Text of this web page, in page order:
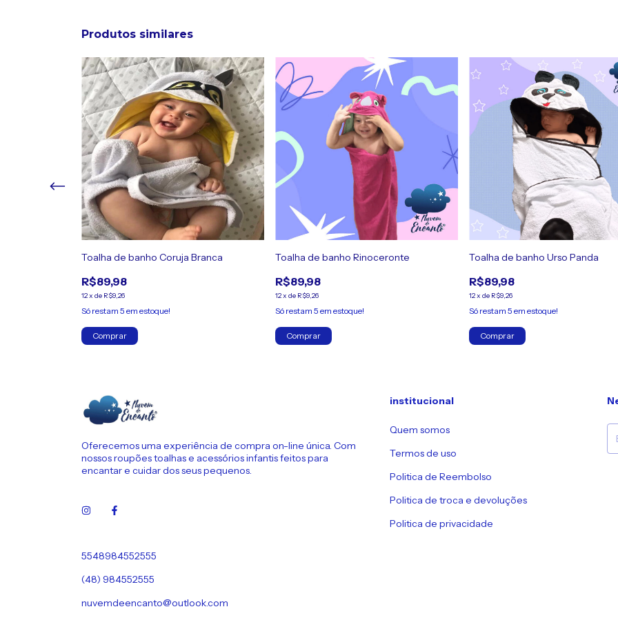
Produtos similares
Toalha de banho Coruja Branca
R$89,98
12x de R$9,26
Só restam 5 em estoque!
Comprar
Toalha de banho Rinoceronte
R$89,98
12x de R$9,26
Só restam 5 em estoque!
Comprar
Toalha de banho Urso Panda
R$89,98
12x de R$9,26
Só restam 5 em estoque!
Comprar
Oferecemos uma experiência de compra on-line única. Com
nossos roupões toalhas e acessórios infantis feitos para
encantar e cuidar dos seus pequenos.
5548984552555
(48) 984552555
nuvemdeencanto@outlook.com
institucional
Quem somos
Termos de uso
Politica de Reembolso
Politica de troca e devoluções
Politica de privacidade